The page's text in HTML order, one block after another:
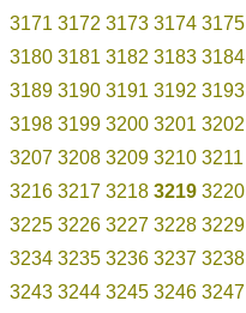
3171 3172 3173 3174 3175
3180 3181 3182 3183 3184
3189 3190 3191 3192 3193
3198 3199 3200 3201 3202
3207 3208 3209 3210 3211
3216 3217 3218 3219 3220
3225 3226 3227 3228 3229
3234 3235 3236 3237 3238
3243 3244 3245 3246 3247